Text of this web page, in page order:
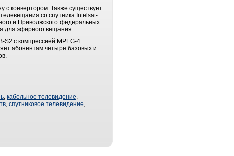
с конвертором. Также существует
со спутника Intelsat-
и Приволжского федеральных
для эфирного вещания.
S2 с компрессией MPEG-4
абонентам четыре базовых и
, кабельное телевидение,
, спутниковое телевидение,